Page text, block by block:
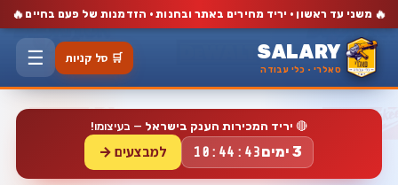
🔥 משני עד ראשון · יריד מחירים באתר ובחנות · הזדמנות של פעם בחיים 🔥
SALARY
סאלרי · כלי עבודה
🛒 סל קניות ☰
🔴 יריד המכירות הענק בישראל — בעיצומו!
3 ימים 10:44:42 למבצעים →